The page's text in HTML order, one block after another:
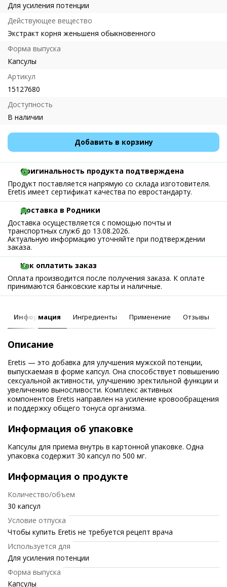
Для усиления потенции
Действующее вещество
Экстракт корня женьшеня обыкновенного
Форма выпуска
Капсулы
Артикул
15127680
Доступность
В наличии
Добавить в корзину
Оригинальность продукта подтверждена
Продукт поставляется напрямую со склада изготовителя.
Eretis имеет сертификат качества по евростандарту.
Доставка в Родники
Доставка осуществляется с помощью почты и
транспортных служб до 13.08.2026.
Актуальную информацию уточняйте при подтверждении
заказа.
Как оплатить заказ
Оплата производится после получения заказа. К оплате
принимаются банковские карты и наличные.
Информация Ингредиенты Применение Отзывы
Описание
Eretis — это добавка для улучшения мужской потенции,
выпускаемая в форме капсул. Она способствует повышению
сексуальной активности, улучшению эректильной функции и
увеличению выносливости. Комплекс активных
компонентов Eretis направлен на усиление кровообращения
и поддержку общего тонуса организма.
Информация об упаковке
Капсулы для приема внутрь в картонной упаковке. Одна
упаковка содержит 30 капсул по 500 мг.
Информация о продукте
Количество/объем
30 капсул
Условие отпуска
Чтобы купить Eretis не требуется рецепт врача
Используется для
Для усиления потенции
Форма выпуска
Капсулы